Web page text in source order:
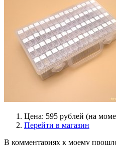
Цена: 595 рублей (на
Перейти в магазин
В комментариях к моему